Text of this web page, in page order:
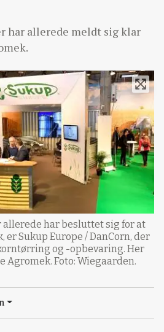
har allerede meldt sig klar
allerede har besluttet sig for at
Sukup Europe / DanCorn, der
og -opbevaring. Her
Agromek. Foto: Wiegaarden.